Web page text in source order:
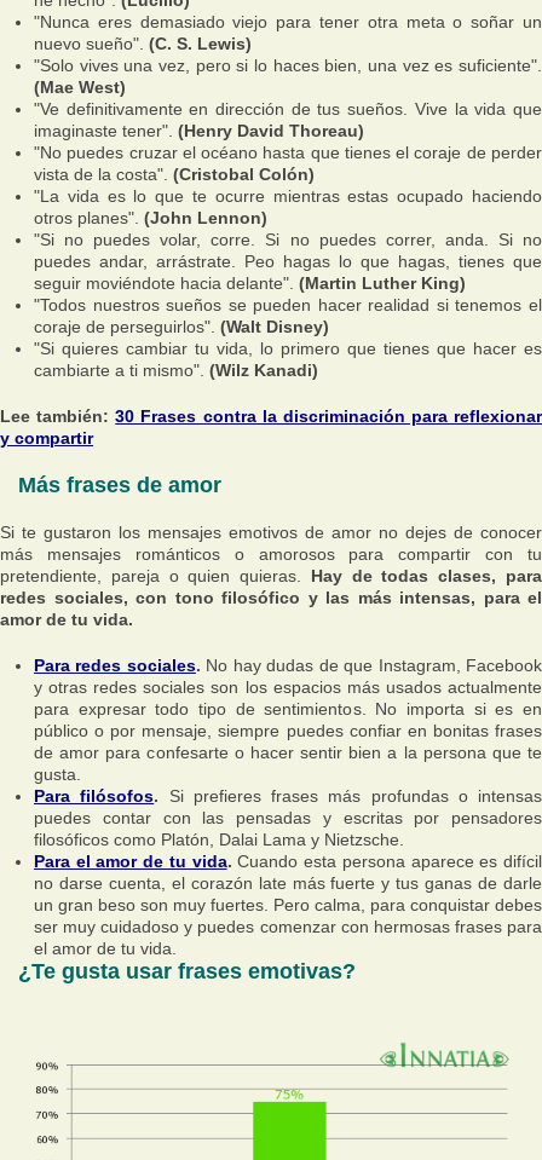
"Nunca eres demasiado viejo para tener otra meta o soñar un
nuevo sueño". (C. S. Lewis)
"Solo vives una vez, pero si lo haces bien, una vez es suficiente".
(Mae West)
"Ve definitivamente en dirección de tus sueños. Vive la vida que
imaginaste tener". (Henry David Thoreau)
"No puedes cruzar el océano hasta que tienes el coraje de perder
vista de la costa". (Cristobal Colón)
"La vida es lo que te ocurre mientras estas ocupado haciendo
otros planes". (John Lennon)
"Si no puedes volar, corre. Si no puedes correr, anda. Si no
puedes andar, arrástrate. Peo hagas lo que hagas, tienes que
seguir moviéndote hacia delante". (Martin Luther King)
"Todos nuestros sueños se pueden hacer realidad si tenemos el
coraje de perseguirlos". (Walt Disney)
"Si quieres cambiar tu vida, lo primero que tienes que hacer es
cambiarte a ti mismo". (Wilz Kanadi)
Lee también:30 Frases contra la discriminación para reflexionar
y compartir
Más frases de amor
Si te gustaron los mensajes emotivos de amor no dejes de conocer
más mensajes románticos o amorosos para compartir con tu
pretendiente, pareja o quien quieras. Hay de todas clases, para
redes sociales, con tono filosófico y las más intensas, para el
amor de tu vida.
Para redes sociales. No hay dudas de que Instagram, Facebook
y otras redes sociales son los espacios más usados actualmente
para expresar todo tipo de sentimientos. No importa si es en
público o por mensaje, siempre puedes confiar en bonitas frases
de amor para confesarte o hacer sentir bien a la persona que te
gusta.
Para filósofos. Si prefieres frases más profundas o intensas
puedes contar con las pensadas y escritas por pensadores
filosóficos como Platón, Dalai Lama y Nietzsche.
Para el amor de tu vida. Cuando esta persona aparece es difícil
no darse cuenta, el corazón late más fuerte y tus ganas de darle
un gran beso son muy fuertes. Pero calma, para conquistar debes
ser muy cuidadoso y puedes comenzar con hermosas frases para
el amor de tu vida.
¿Te gusta usar frases emotivas?